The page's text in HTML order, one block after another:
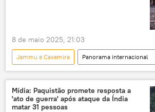
8 de maio 2025, 21:03
Jammu e Caxemira
Panorama internacional
Ásia e Oceania
Índia
Paquistão
Lashkar-e-Taiba
conflito armado
escalada de tensões entre Índia e Paquistão
Mídia: Paquistão promete resposta a
'ato de guerra' após ataque da Índia
matar 31 pessoas